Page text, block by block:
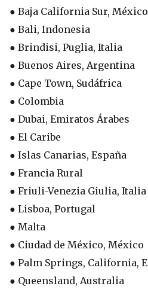
● Baja California Sur, México
● Bali, Indonesia
● Brindisi, Puglia, Italia
● Buenos Aires, Argentina
● Cape Town, Sudáfrica
● Colombia
● Dubai, Emiratos Árabes
● El Caribe
● Islas Canarias, España
● Francia Rural
● Friuli-Venezia Giulia, Italia
● Lisboa, Portugal
● Malta
● Ciudad de México, México
● Palm Springs, California,
● Queensland, Australia